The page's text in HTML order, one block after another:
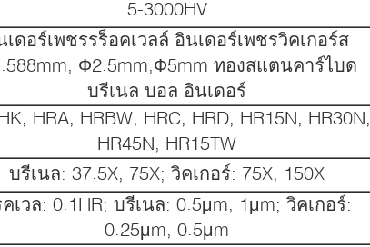
5-3000HV
เดอร์เพชรรร็อคเวลล์ อินเดอร์เพชรวิคเกอร์ส
Ф2.5mm,Ф5mm ทองสแตนคาร์ไบด
บรีเนล บอล อินเดอร์
HRA, HRBW, HRC, HRD, HR15N, HR30N,
HR45N, HR15TW
บรีเนล: 37.5X, 75X; วิคเกอร์: 75X, 150X
เวล: 0.1HR; บรีเนล: 0.5μm, 1μm; วิคเกอร์:
0.25μm, 0.5μm